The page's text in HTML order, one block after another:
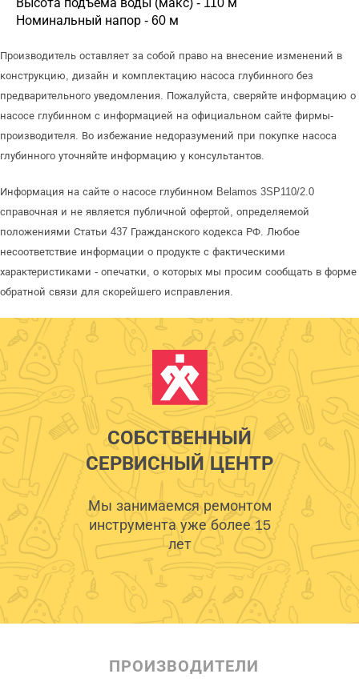
Номинальный напор - 60 м
Производитель оставляет за собой право на внесение изменений в
конструкцию, дизайн и комплектацию насоса глубинного без
предварительного уведомления. Пожалуйста, сверяйте информацию о
насосе глубинном с информацией на официальном сайте фирмы-
производителя. Во избежание недоразумений при покупке насоса
глубинного уточняйте информацию у консультантов.
Информация на сайте о насосе глубинном Belamos 3SP110/2.0
справочная и не является публичной офертой, определяемой
положениями Статьи 437 Гражданского кодекса РФ. Любое
несоответствие информации о продукте с фактическими
характеристиками - опечатки, о которых мы просим сообщать в форме
обратной связи для скорейшего исправления.
СОБСТВЕННЫЙ
СЕРВИСНЫЙ ЦЕНТР
Мы занимаемся ремонтом
инструмента уже более 15
лет
ПРОИЗВОДИТЕЛИ